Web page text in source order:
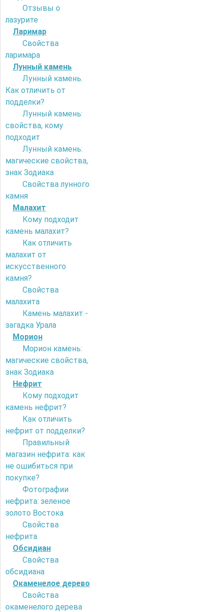
Отзывы о
лазурите
Ларимар
Свойства
ларимара
Лунный камень
Лунный камень.
Как отличить от
подделки?
Лунный камень:
свойства, кому
подходит
Лунный камень:
магические свойства,
знак Зодиака
Свойства лунного
камня
Малахит
Кому подходит
камень малахит?
Как отличить
малахит от
искусственного
камня?
Свойства
малахита
Камень малахит -
загадка Урала
Морион
Морион камень:
магические свойства,
знак Зодиака
Нефрит
Кому подходит
камень нефрит?
Как отличить
нефрит от подделки?
Правильный
магазин нефрита: как
не ошибиться при
покупке?
Фотографии
нефрита: зеленое
золото Востока
Свойства
нефрита
Обсидиан
Свойства
обсидиана
Окаменелое дерево
Свойства
окаменелого дерева